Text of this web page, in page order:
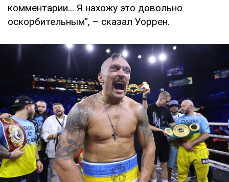
комментарии... Я нахожу это довольно
оскорбительным", – сказал Уоррен.